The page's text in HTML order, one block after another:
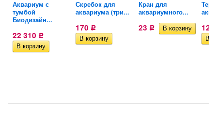
Аквариум с
тумбой
Биодизайн...
22 310 Р
Скребок для
аквариума (три...
170 Р
Кран для
аквариумного...
23 Р 123